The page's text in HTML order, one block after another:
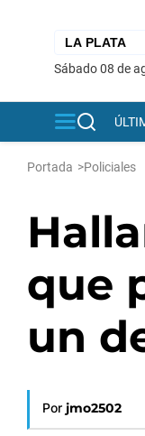
sábado 08 de
Portada >Policiales
que
un
Por jmo2502